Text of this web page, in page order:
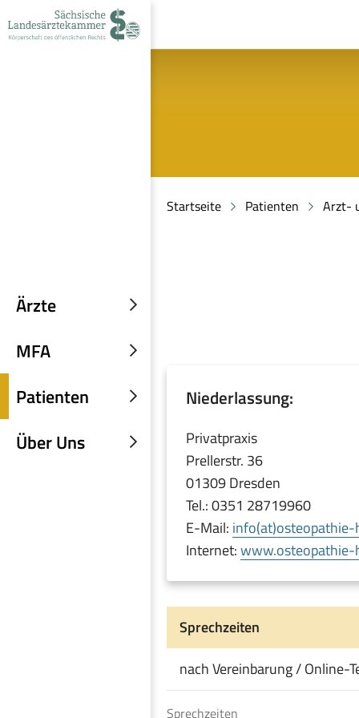
Navigation
Suche
Inhalt
Ärzte
Untermenü
MFA
Untermenü
Patienten
Untermenü
Über Uns
Untermenü
Startseite Patienten Arzt-
Niederlassung:
Privatpraxis
Prellerstr. 36
01309 Dresden
Tel.: 0351 28719960
E-Mail:
Internet:www.osteopathie-
Sprechzeiten
Sprechzeiten
nach Vereinbarung / Online-